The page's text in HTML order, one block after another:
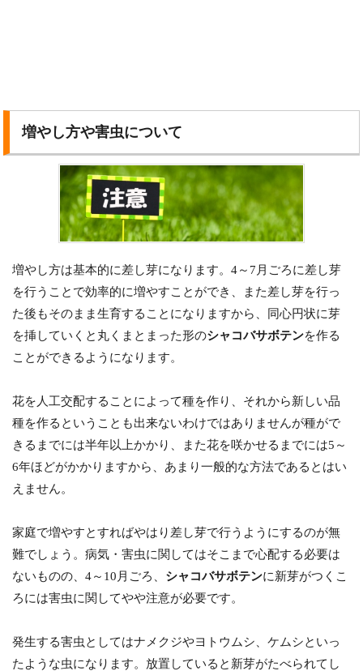
増やし方や害虫について
増やし方は基本的に差し芽になります。4～7月ごろに差し芽
を行うことで効率的に増やすことができ、また差し芽を行っ
た後もそのまま生育することになりますから、同心円状に芽
を挿していくと丸くまとまった形のシャコバサボテンを作る
ことができるようになります。
花を人工交配することによって種を作り、それから新しい品
種を作るということも出来ないわけではありませんが種がで
きるまでには半年以上かかり、また花を咲かせるまでには5～
6年ほどがかかりますから、あまり一般的な方法であるとはい
えません。
家庭で増やすとすればやはり差し芽で行うようにするのが無
難でしょう。病気・害虫に関してはそこまで心配する必要は
ないものの、4～10月ごろ、 シャコバサボテンに新芽がつくこ
ろには害虫に関してやや注意が必要です。
発生する害虫としてはナメクジやヨトウムシ、ケムシといっ
たような虫になります。放置していると新芽がたべられてし